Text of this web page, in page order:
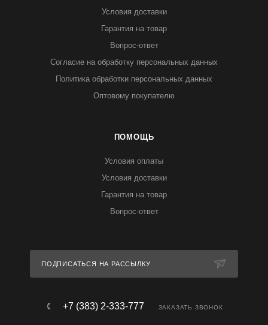
Условия доставки
Гарантия на товар
Вопрос-ответ
Согласие на обработку персональных данных
Политика обработки персональных данных
Оптовому покупателю
ПОМОЩЬ
Условия оплаты
Условия доставки
Гарантия на товар
Вопрос-ответ
ПОДПИСАТЬСЯ НА РАССЫЛКУ
+7 (383) 2-333-777 ЗАКАЗАТЬ ЗВОНОК